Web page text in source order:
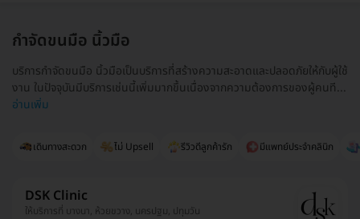
เดินทางสะดวก ไม่ Upsell รีวิวดีลูกค้ารัก มีแพทย์ประจำคลินิก
กำจัดขนมือ นิ้วมือ
บริการกำจัดขนมือ นิ้วมือเป็นบริการที่สร้างความสะอาดและปลอดภัยให้กับผู้ใช้
งาน ในปัจจุบันมีบริการเช่นนี้เพิ่มมากขึ้นเนื่องจากความต้องการของผู้คนที...
อ่านเพิ่ม
DSK Clinic
ให้บริการที่ บางนา, ห้วยขวาง, นครปฐม, ปทุมวัน